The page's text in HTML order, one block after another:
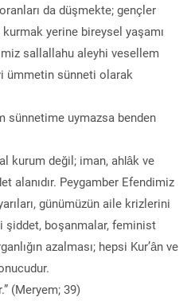
da düşmekte; gençler
yerine bireysel yaşamı
sallallahu aleyhi vesellem
ümmetin sünneti olarak
sünnetime uymazsa benden
kurum değil; iman, ahlâk ve
alanıdır. Peygamber Efendimiz
günümüzün aile krizlerini
boşanmalar, feminist
azalması; hepsi Kur’ân ve
(Meryem; 39)